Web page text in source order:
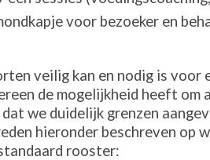
voor bezoeker en
veilig kan en nodig is voor
de mogelijkheid heeft om
we duidelijk grenzen
hieronder beschreven op
rooster: